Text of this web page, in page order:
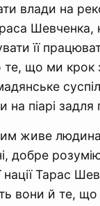
влади на
Шевченка,
її
те, що ми крок
на піарі задля
живе
добре
нації Тарас
вони й те, що